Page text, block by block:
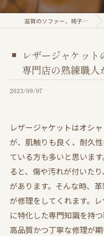
滋賀のソファー、椅子の修理ならソファーリペア工房
レザージャケッ
専門店の熟練職人
2023/09/07
レザージャケットはオシ
が、肌触りも良く、耐久
ている方も多いと思いま
ると、傷や汚れが付いた
があります。そんな時、
が修理をしてくれます。
に特化した専門知識を持
高品質かつ丁寧な修理が